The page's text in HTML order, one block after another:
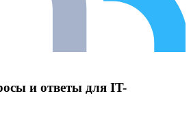
и ответы для IT-